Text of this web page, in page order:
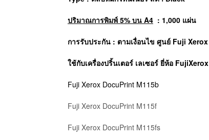
ปริมาณการพิมพ์ 5% บน A4 : 1,000 แผ่น
การรับประกัน : ตามเงื่อนไข ศูนย์ Fuji Xerox
ใช้กับเครื่องปริ้นเตอร์ เลเซอร์ ยี่ห้อ FujiXerox
Fuji Xerox DocuPrint M115b
Fuji Xerox DocuPrint M115f
Fuji Xerox DocuPrint M115fs